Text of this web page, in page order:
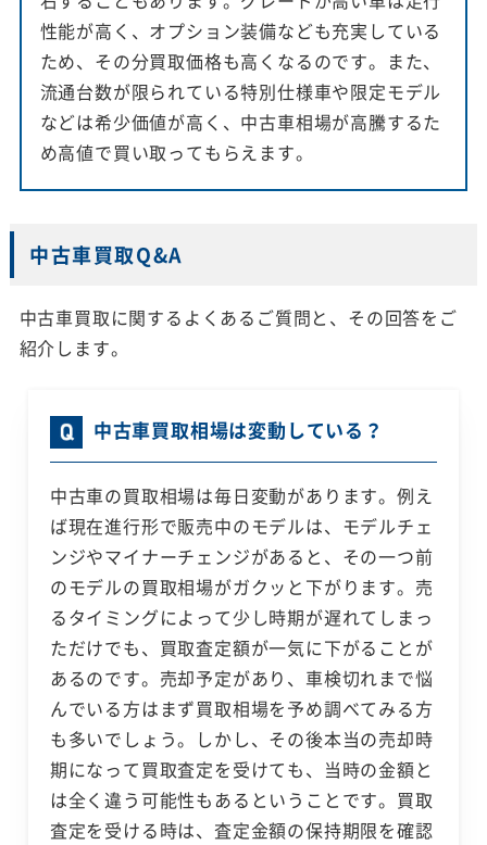
性能が高く、オプション装備なども充実している
ため、その分買取価格も高くなるのです。また、
流通台数が限られている特別仕様車や限定モデル
などは希少価値が高く、中古車相場が高騰するた
め高値で買い取ってもらえます。
中古車買取Q&A
中古車買取に関するよくあるご質問と、その回答をご
紹介します。
中古車買取相場は変動している？
中古車の買取相場は毎日変動があります。例え
ば現在進行形で販売中のモデルは、モデルチェ
ンジやマイナーチェンジがあると、その一つ前
のモデルの買取相場がガクッと下がります。売
るタイミングによって少し時期が遅れてしまっ
ただけでも、買取査定額が一気に下がることが
あるのです。売却予定があり、車検切れまで悩
んでいる方はまず買取相場を予め調べてみる方
も多いでしょう。しかし、その後本当の売却時
期になって買取査定を受けても、当時の金額と
は全く違う可能性もあるということです。買取
査定を受ける時は、査定金額の保持期限を確認